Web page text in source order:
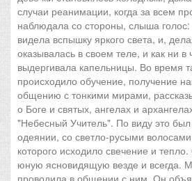
случаи реанимации, когда за всем
наблюдала со стороны, слыша
видела вспышку яркого света, и,
оказывалась в своем теле, и как ни
выдергивала капельницы. Во время
происходило обучение, получение
общению с тонкими мирами,
о Боге и святых, ангелах и
"Небесный Учитель". По виду это
одеянии, со светло-русыми
которого исходило свечение и
юную ясновидящую везде и всегда.
проводила в общении с ним. Он